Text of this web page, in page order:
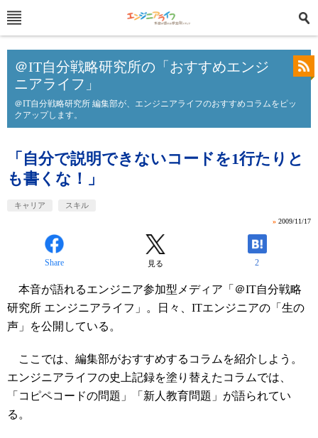
＠IT自分戦略研究所の「おすすめエンジ
ニアライフ」
＠IT自分戦略研究所 編集部が、エンジニアライフのおすすめコラムをピッ
クアップします。
「自分で説明できないコードを1行たりと
も書くな！」
キャリア スキル
» 2009/11/17
Share 見る 2
本音が語れるエンジニア参加型メディア「＠IT自分戦略
研究所 エンジニアライフ」。日々、ITエンジニアの「生の
声」を公開している。
ここでは、編集部がおすすめするコラムを紹介しよう。
エンジニアライフの史上記録を塗り替えたコラムでは、
「コピペコードの問題」「新人教育問題」が語られてい
る。